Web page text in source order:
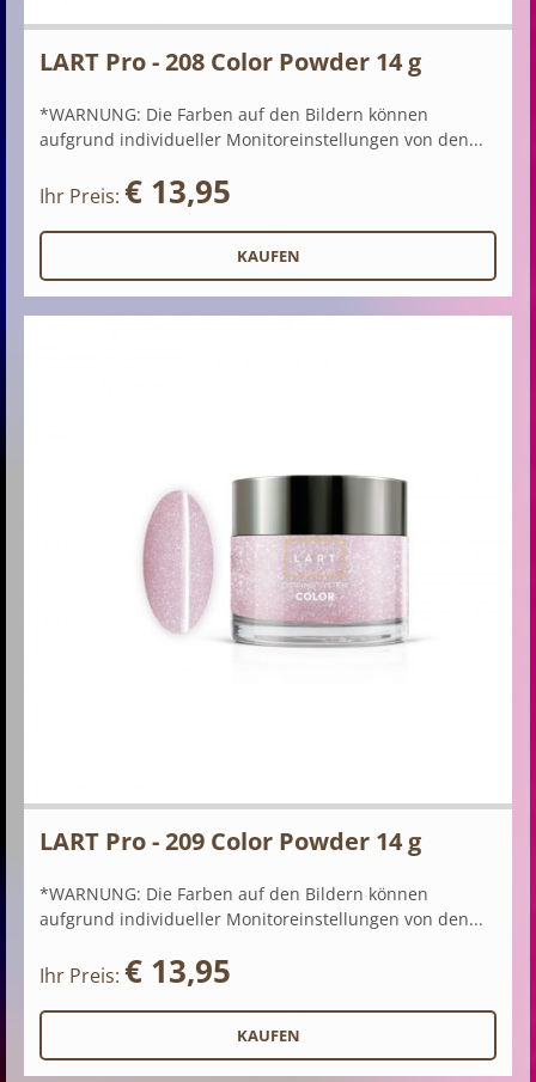
LART Pro - 208 Color Powder 14 g
*WARNUNG: Die Farben auf den Bildern können
aufgrund individueller Monitoreinstellungen von den...
Ihr Preis: € 13,95
LART Pro - 209 Color Powder 14 g
*WARNUNG: Die Farben auf den Bildern können
aufgrund individueller Monitoreinstellungen von den...
Ihr Preis: € 13,95